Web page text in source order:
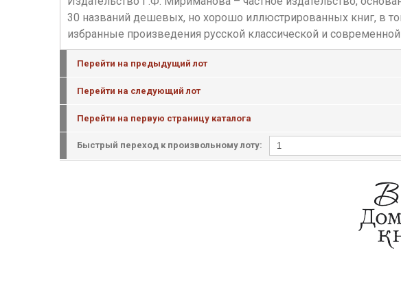
30 названий дешевых, но хорошо иллюстрированных книг, в
избранные произведения русской классической и
Перейти на предыдущий лот
Перейти на следующий лот
Перейти на первую страницу каталога
Быстрый переход к произвольному лоту: